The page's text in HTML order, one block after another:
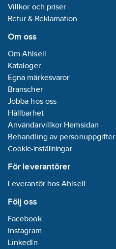
Villkor och priser
Retur & Reklamation
Om oss
Om Ahlsell
Kataloger
Egna märkesvaror
Branscher
Jobba hos oss
Hållbarhet
Användarvillkor Hemsidan
Behandling av personuppgifter
Cookie-inställningar
För leverantörer
Leverantör hos Ahlsell
Följ oss
Facebook
Instagram
LinkedIn